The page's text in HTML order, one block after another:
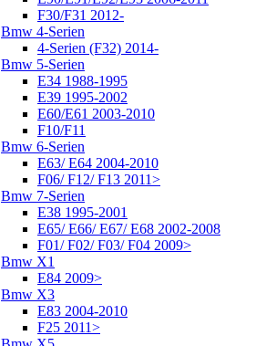
F30/F31 2012-
Bmw 4-Serien
4-Serien (F32) 2014-
Bmw 5-Serien
E34 1988-1995
E39 1995-2002
E60/E61 2003-2010
F10/F11
Bmw 6-Serien
E63/ E64 2004-2010
F06/ F12/ F13 2011>
Bmw 7-Serien
E38 1995-2001
E65/ E66/ E67/ E68 2002-2008
F01/ F02/ F03/ F04 2009>
Bmw X1
E84 2009>
Bmw X3
E83 2004-2010
F25 2011>